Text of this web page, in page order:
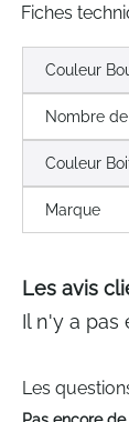
Fiches
Couleur
Nombre
Couleur
Marque
Les avis
Il n'y a pas
Les